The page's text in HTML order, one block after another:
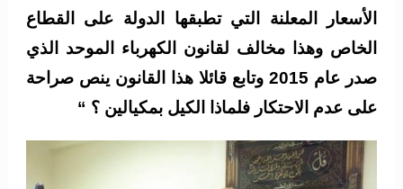
الأسعار المعلنة التي تطبقها الدولة على القطاع
الخاص وهذا مخالف لقانون الكهرباء الموحد الذي
صدر عام 2015 وتابع قائلا هذا القانون ينص صراحة
على عدم الاحتكار فلماذا الكيل بمكيالين ؟ “